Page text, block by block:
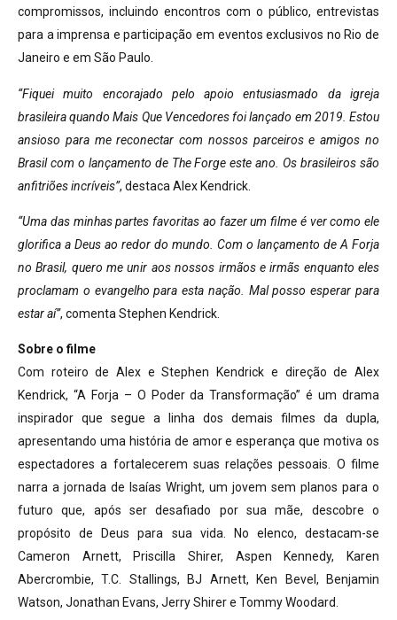
compromissos, incluindo encontros com o público, entrevistas
para a imprensa e participação em eventos exclusivos no Rio de
Janeiro e em São Paulo.
“Fiquei muito encorajado pelo apoio entusiasmado da igreja
brasileira quando Mais Que Vencedores foi lançado em 2019. Estou
ansioso para me reconectar com nossos parceiros e amigos no
Brasil com o lançamento de The Forge este ano. Os brasileiros são
anfitriões incríveis”, destaca Alex Kendrick.
“Uma das minhas partes favoritas ao fazer um filme é ver como ele
glorifica a Deus ao redor do mundo. Com o lançamento de A Forja
no Brasil, quero me unir aos nossos irmãos e irmãs enquanto eles
proclamam o evangelho para esta nação. Mal posso esperar para
estar aí”, comenta Stephen Kendrick.
Sobre o filme
Com roteiro de Alex e Stephen Kendrick e direção de Alex
Kendrick, “A Forja – O Poder da Transformação” é um drama
inspirador que segue a linha dos demais filmes da dupla,
apresentando uma história de amor e esperança que motiva os
espectadores a fortalecerem suas relações pessoais. O filme
narra a jornada de Isaías Wright, um jovem sem planos para o
futuro que, após ser desafiado por sua mãe, descobre o
propósito de Deus para sua vida. No elenco, destacam-se
Cameron Arnett, Priscilla Shirer, Aspen Kennedy, Karen
Abercrombie, T.C. Stallings, BJ Arnett, Ken Bevel, Benjamin
Watson, Jonathan Evans, Jerry Shirer e Tommy Woodard.